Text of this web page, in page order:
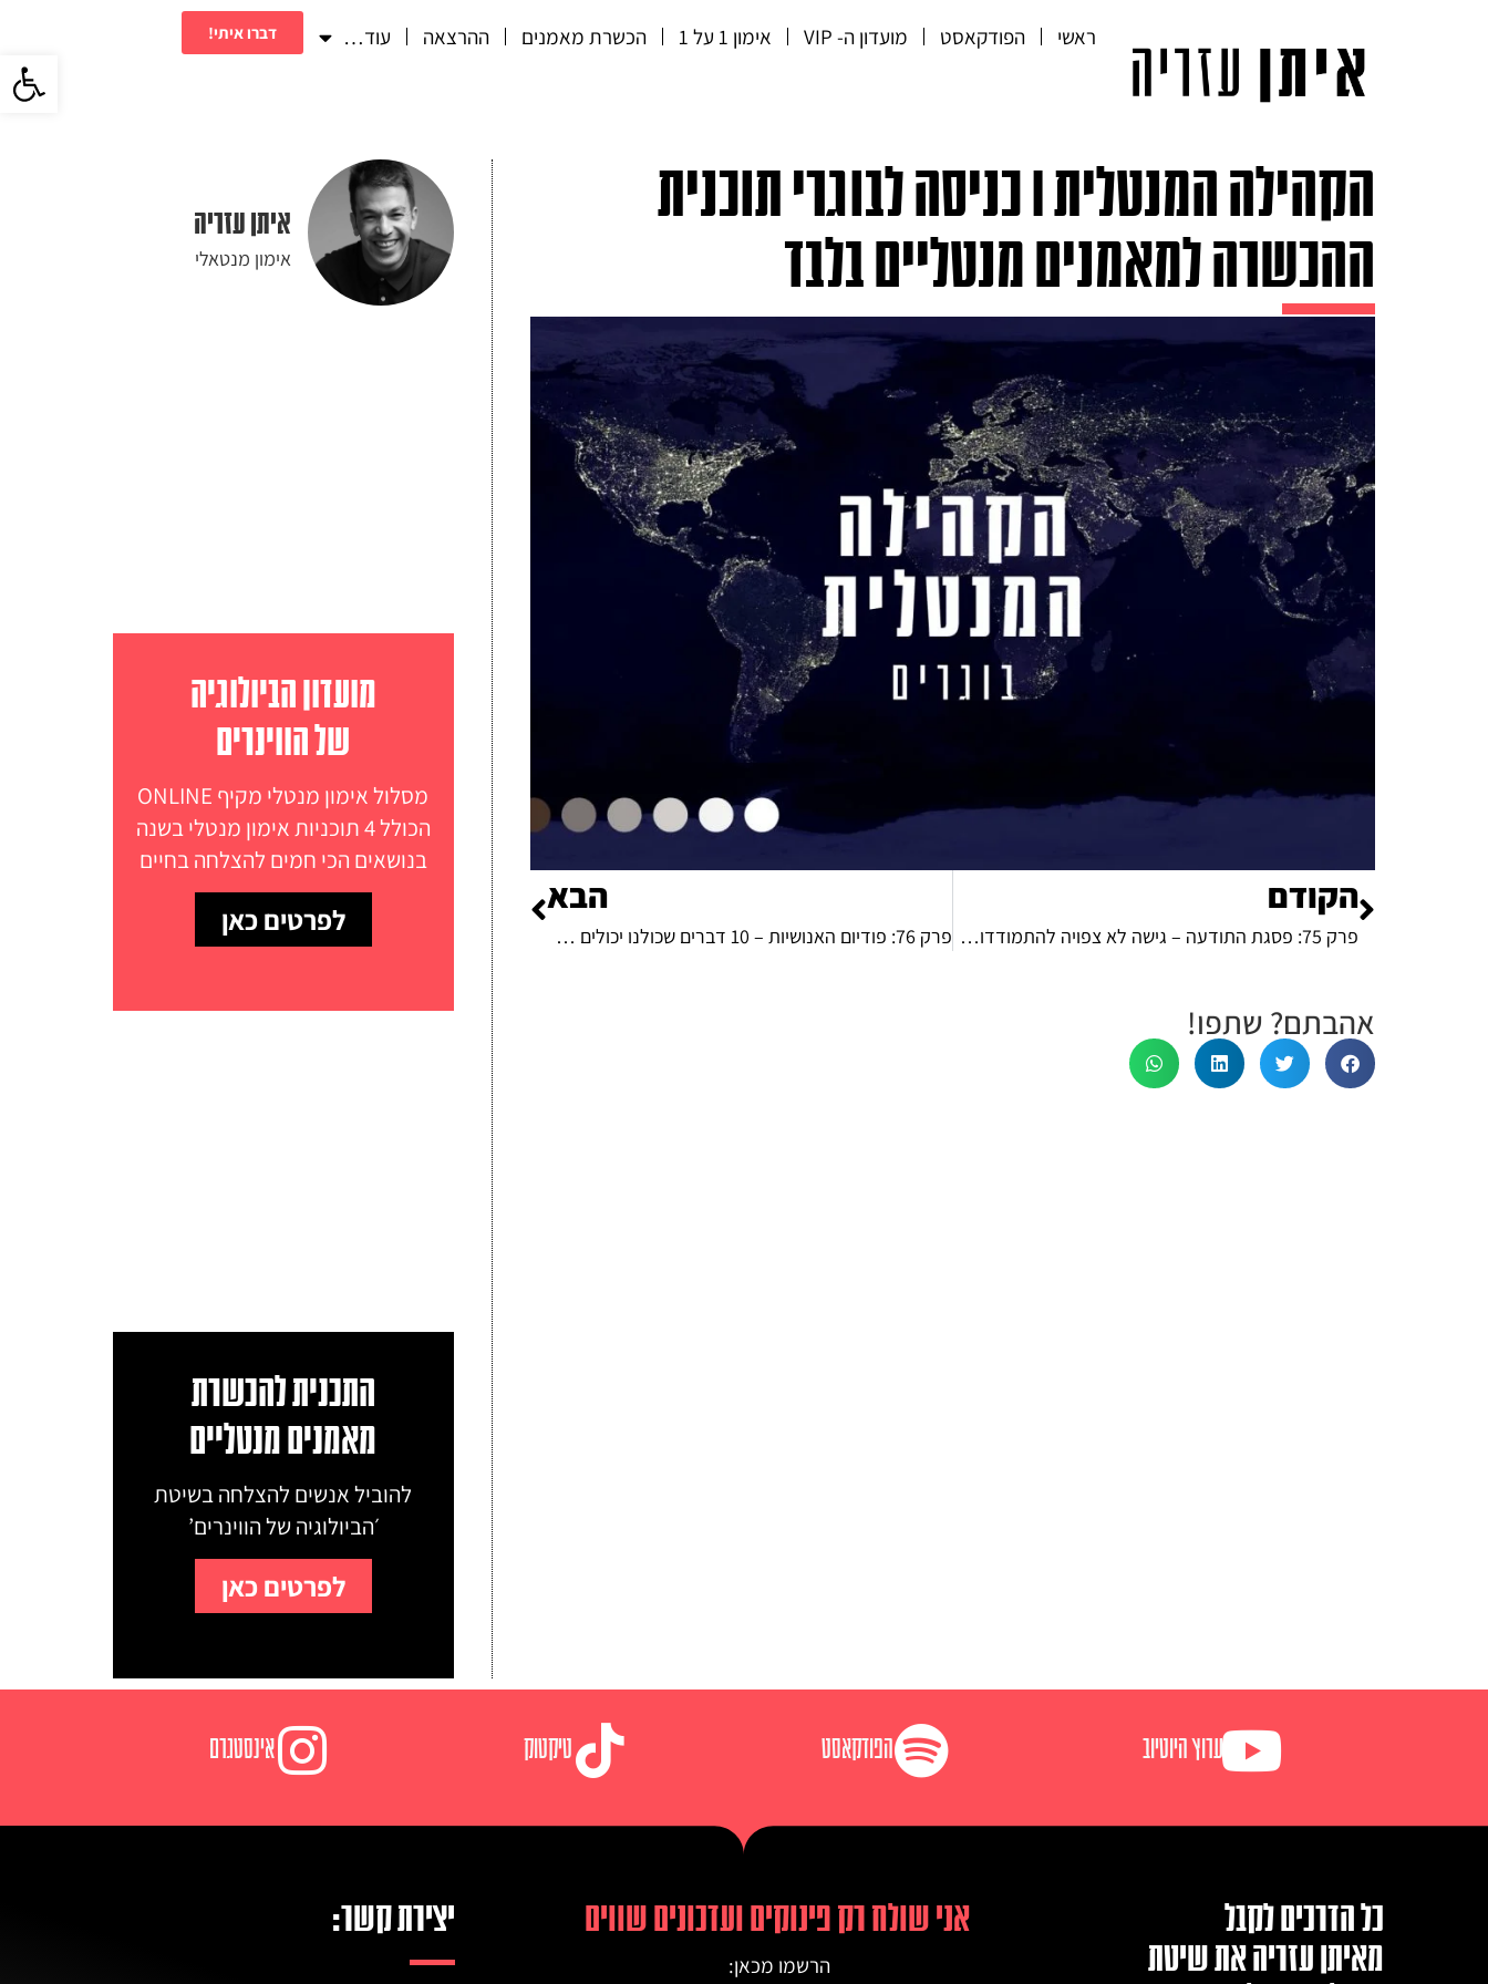
פתח
ראשי הפודקאסט מועדון ה- VIP אימון 1 על 1 הכשרת מאמנים ההרצאה עוד… דברו איתי!
הקהילה המנטלית I כניסה לבוגרי תוכנית
ההכשרה למאמנים מנטליים בלבד
הקודם
פרק 75: פסגת התודעה – גישה לא צפויה להתמודדות עם הצלחה (וכישלון)
הבא
פרק 76: פודיום האנושיות – 10 דברים שכולנו יכולים ללמוד מאלופת העולם שקרסה מנטלית ברגע האמת
אהבתם? שתפו!
איתן עזריה
אימון מנטאלי
מועדון הביולוגיה
של הווינרים
מסלול אימון מנטלי מקיף ONLINE
הכולל 4 תוכניות אימון מנטלי בשנה
בנושאים הכי חמים להצלחה בחיים
לפרטים כאן
התכנית להכשרת
מאמנים מנטליים
להוביל אנשים להצלחה בשיטת
׳הביולוגיה של הווינרים’
לפרטים כאן
ערוץ היוטיוב הפודקאסט טיקטוק אינסטגרם
כל הדרכים לקבל
מאיתן עזריה את שיטת
אני שולח רק פינוקים ועדכונים שווים
הרשמו מכאן:
יצירת קשר: